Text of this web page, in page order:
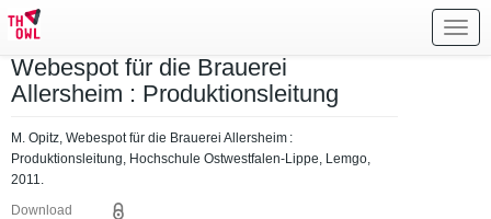
Webespot für die Brauerei
Allersheim : Produktionsleitung
M. Opitz, Webespot für die Brauerei Allersheim :
Produktionsleitung, Hochschule Ostwestfalen-Lippe, Lemgo,
2011.
Download